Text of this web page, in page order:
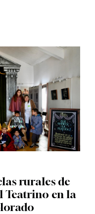
rurales de
Teatrino en la